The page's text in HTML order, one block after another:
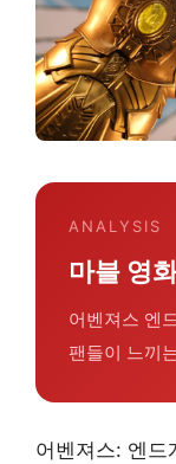
ANALYSIS
마블 영
어벤져스 엔
팬들이 느끼
어벤져스: 엔드